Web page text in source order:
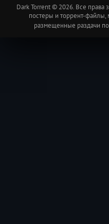
Dark Torrent © 2026. Все права
постеры и торрент-файлы,
размещенные раздачи